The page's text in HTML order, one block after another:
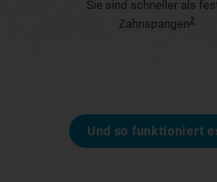
Und so funktioniert
unkompliziert die
Behandlung ist